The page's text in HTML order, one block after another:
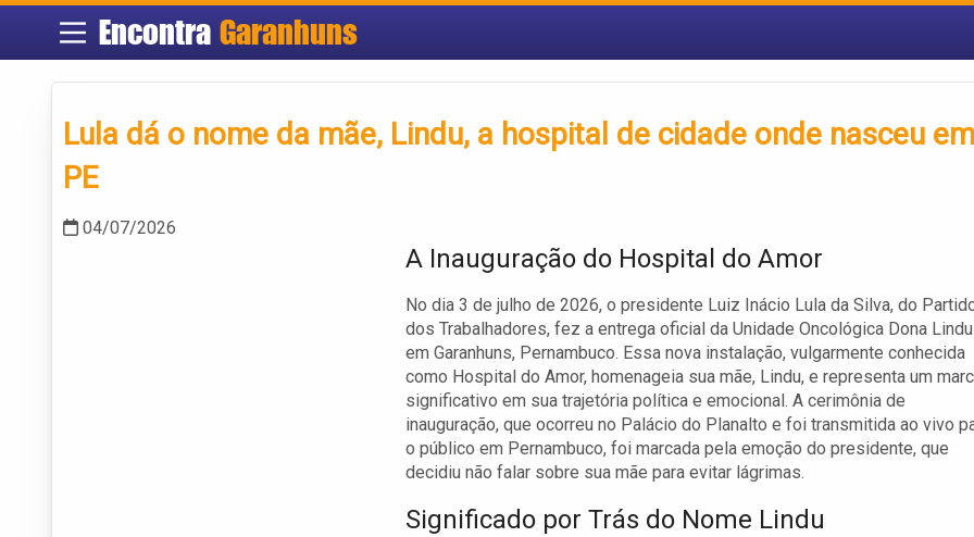
Encontra Garanhuns
Lula dá o nome da mãe, Lindu, a hospital de cidade onde nasceu em
PE
04/07/2026
A Inauguração do Hospital do Amor
No dia 3 de julho de 2026, o presidente Luiz Inácio Lula da Silva, do
dos Trabalhadores, fez a entrega oficial da Unidade Oncológica Dona Lindu
em Garanhuns, Pernambuco. Essa nova instalação, vulgarmente conhecida
como Hospital do Amor, homenageia sua mãe, Lindu, e representa um
significativo em sua trajetória política e emocional. A cerimônia de
inauguração, que ocorreu no Palácio do Planalto e foi transmitida ao vivo
o público em Pernambuco, foi marcada pela emoção do presidente, que
decidiu não falar sobre sua mãe para evitar lágrimas.
Significado por Trás do Nome Lindu